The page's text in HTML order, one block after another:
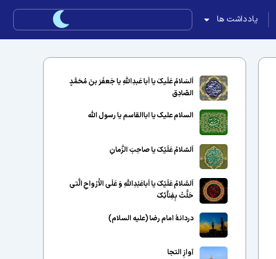
یادداشت ها
اَلسَلامُ عَلَیکَ یا اَبا عَبدِاللّهِ یا جَعفَرَ بنَ مُحَمَّدٍ
الصّادِق
السلام علیک یا اباالقاسم یا رسول الله
اَلسّلامُ عَلَیْکَ یا صاحِبَ الزَّمانِ
اَلسَّلامُ عَلَیْکَ یا اَباعَبْدِاللَّهِ وَ عَلَى الاَْرْواحِ الَّتى
حَلَّتْ بِفِناَّئِکَ
دردانهٔ امام رضا (علیه السلام)
آوازِ التجا